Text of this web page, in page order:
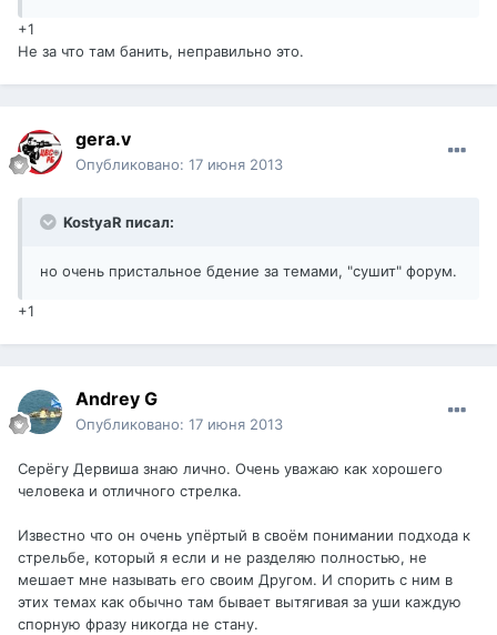
+1
Не за что там банить, неправильно это.
gera.v
Опубликовано: 17 июня 2013
KostyaR писал:
но очень пристальное бдение за темами, "сушит" форум.
+1
Andrey G
Опубликовано: 17 июня 2013
Серёгу Дервиша знаю лично. Очень уважаю как хорошего
человека и отличного стрелка.
Известно что он очень упёртый в своём понимании подхода к
стрельбе, который я если и не разделяю полностью, не
мешает мне называть его своим Другом. И спорить с ним в
этих темах как обычно там бывает вытягивая за уши каждую
спорную фразу никогда не стану.